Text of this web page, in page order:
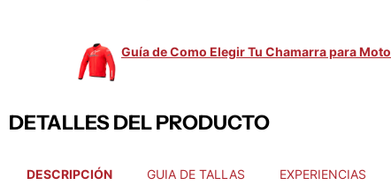
Guía de Como Elegir Tu Chamarra para Moto
DETALLES DEL PRODUCTO
DESCRIPCIÓN GUIA DE TALLAS EXPERIENCIAS